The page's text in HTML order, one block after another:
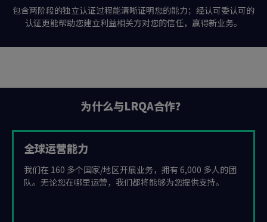
包含两阶段的独立认证过程能清晰证明您的能力；经认可委认可的
认证更能帮助您建立利益相关方对您的信任，赢得新业务。
为什么与LRQA合作？
全球运营能力
我们在 160 多个国家/地区开展业务，拥有 6,000 多人的团
队。无论您在哪里运营，我们都将能够为您提供支持。